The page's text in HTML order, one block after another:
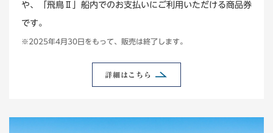
や、「飛鳥Ⅱ」船内でのお支払いにご利用いただける商品券
です。
※2025年4月30日をもって、販売は終了します。
詳細はこちら